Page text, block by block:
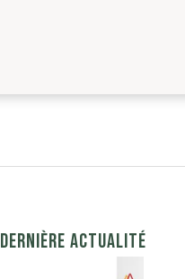
DERNIÈRE ACTUALITÉ